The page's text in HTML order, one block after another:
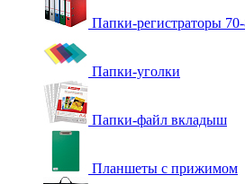
Папки-регистраторы
Папки-уголки
Папки-файл вкладыш
Планшеты с прижимом